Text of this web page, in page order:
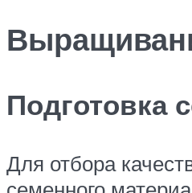
Подготовка
Для отбора